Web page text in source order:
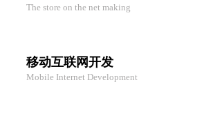
The store on the net making
移动互联网开发
Mobile Internet Development